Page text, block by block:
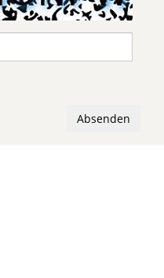
Absenden